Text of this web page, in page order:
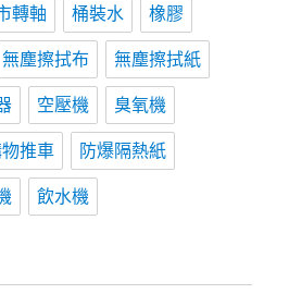
轉軸 桶裝水 橡膠
無塵擦拭布 無塵擦拭紙
空壓機 臭氧機
推車 防爆隔熱紙
飲水機